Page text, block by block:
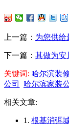
上一篇： 为您供给
下一篇： 其做为安
关键词: 哈尔滨装
公司
哈尔滨家装
相关文章:
1. 根基消弭